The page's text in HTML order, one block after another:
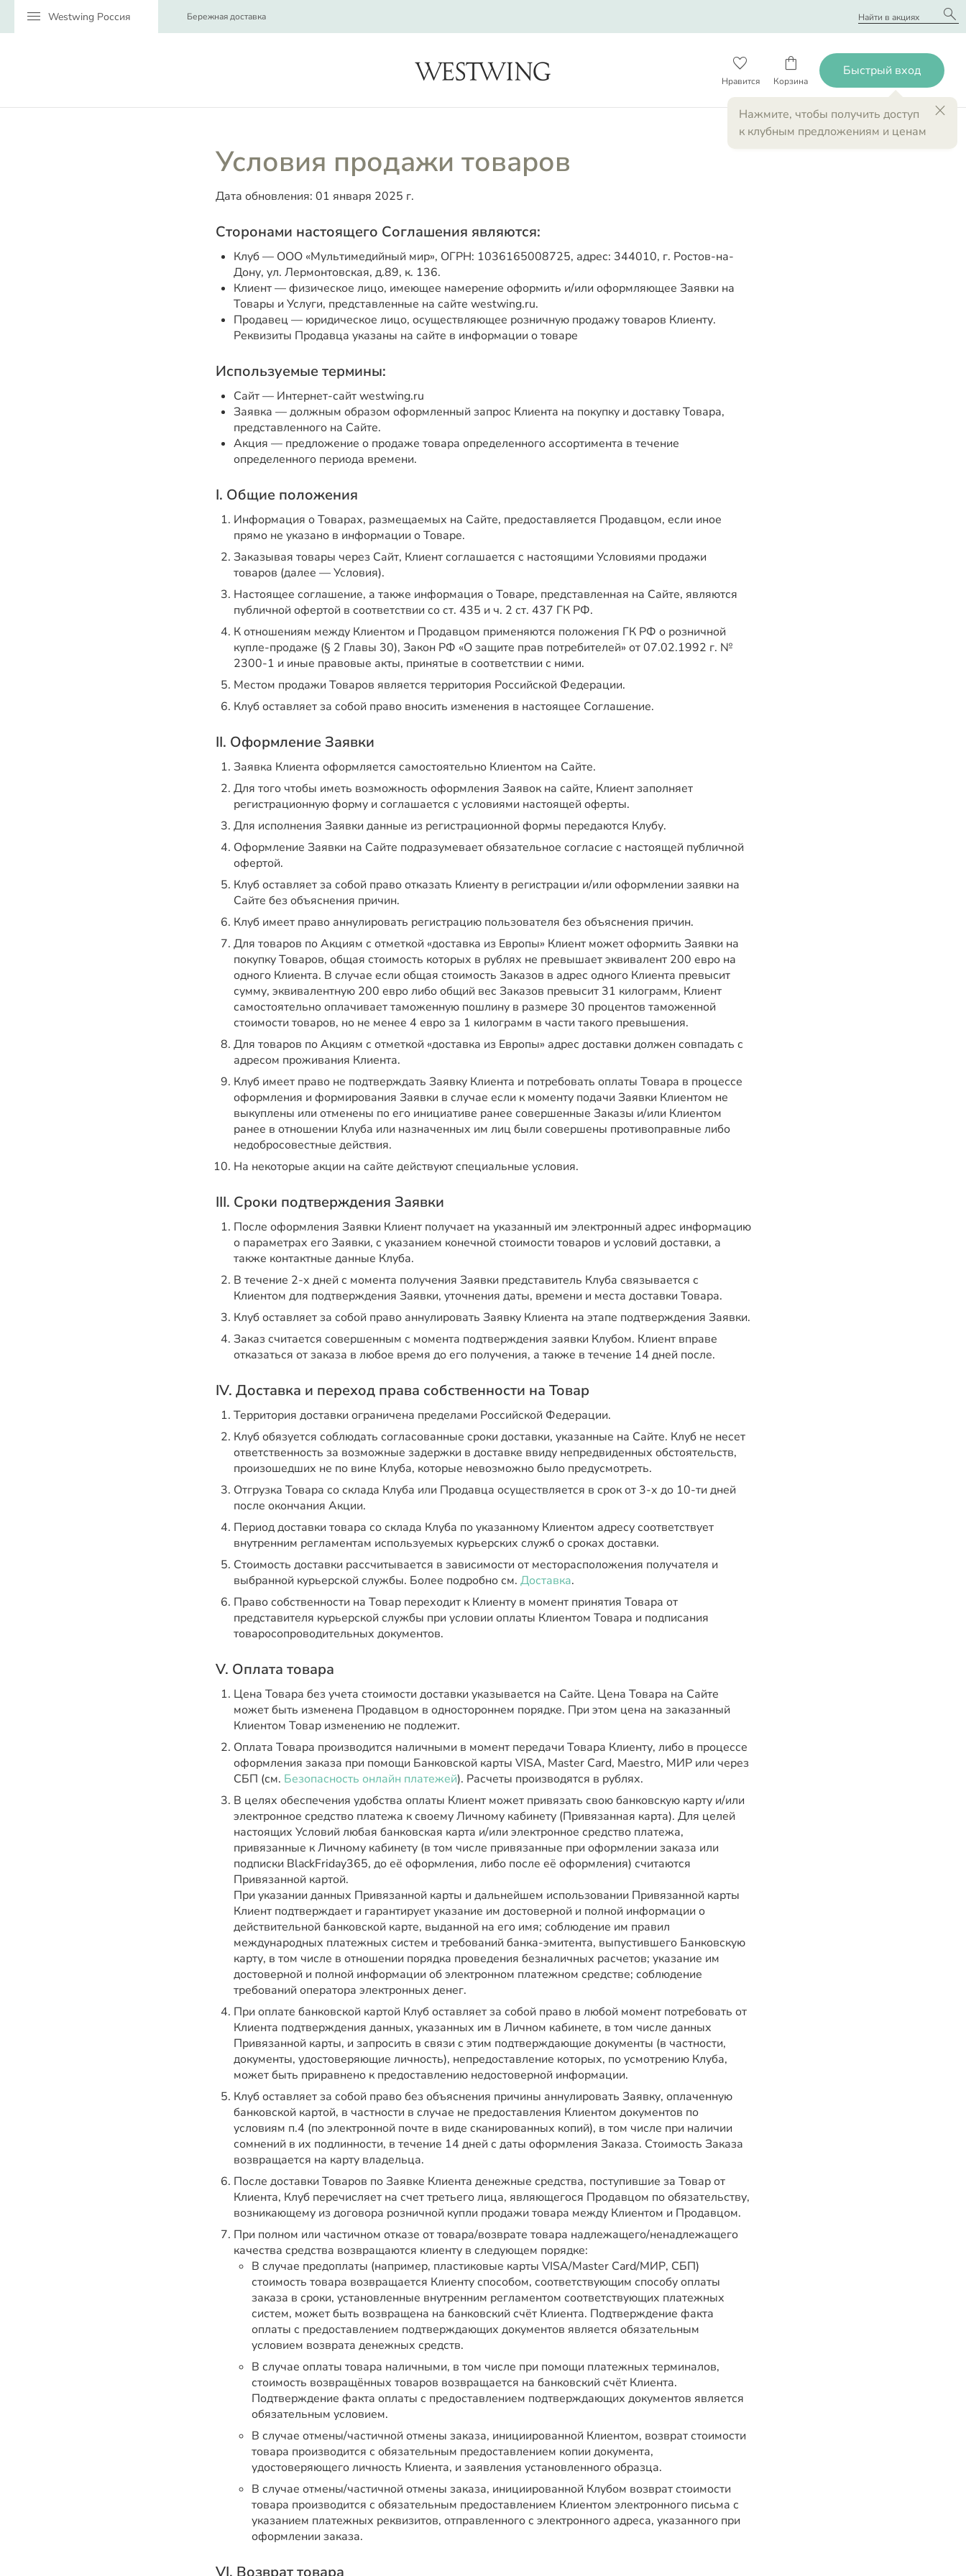
search
menu Бережная доставка search
favorite_border shopping_bag
close
Нажмите, чтобы получить доступ
к клубным предложениям и ценам
Условия продажи товаров
Дата обновления: 01 января 2025 г.
Сторонами настоящего Соглашения являются:
Клуб — ООО «Мультимедийный мир», ОГРН: 1036165008725, адрес: 344010, г. Ростов-на-
Дону, ул. Лермонтовская, д.89, к. 136.
Клиент — физическое лицо, имеющее намерение оформить и/или оформляющее Заявки на
Товары и Услуги, представленные на сайте westwing.ru.
Продавец — юридическое лицо, осуществляющее розничную продажу товаров Клиенту.
Реквизиты Продавца указаны на сайте в информации о товаре
Используемые термины:
Сайт — Интернет-сайт westwing.ru
Заявка — должным образом оформленный запрос Клиента на покупку и доставку Товара,
представленного на Сайте.
Акция — предложение о продаже товара определенного ассортимента в течение
определенного периода времени.
I. Общие положения
Информация о Товарах, размещаемых на Сайте, предоставляется Продавцом, если иное
прямо не указано в информации о Товаре.
Заказывая товары через Сайт, Клиент соглашается с настоящими Условиями продажи
товаров (далее — Условия).
Настоящее соглашение, а также информация о Товаре, представленная на Сайте, являются
публичной офертой в соответствии со ст. 435 и ч. 2 ст. 437 ГК РФ.
К отношениям между Клиентом и Продавцом применяются положения ГК РФ о розничной
купле-продаже (§ 2 Главы 30), Закон РФ «О защите прав потребителей» от 07.02.1992 г. №
2300-1 и иные правовые акты, принятые в соответствии с ними.
Местом продажи Товаров является территория Российской Федерации.
Клуб оставляет за собой право вносить изменения в настоящее Соглашение.
II. Оформление Заявки
Заявка Клиента оформляется самостоятельно Клиентом на Сайте.
Для того чтобы иметь возможность оформления Заявок на сайте, Клиент заполняет
регистрационную форму и соглашается с условиями настоящей оферты.
Для исполнения Заявки данные из регистрационной формы передаются Клубу.
Оформление Заявки на Сайте подразумевает обязательное согласие с настоящей публичной
офертой.
Клуб оставляет за собой право отказать Клиенту в регистрации и/или оформлении заявки на
Сайте без объяснения причин.
Клуб имеет право аннулировать регистрацию пользователя без объяснения причин.
Для товаров по Акциям с отметкой «доставка из Европы» Клиент может оформить Заявки на
покупку Товаров, общая стоимость которых в рублях не превышает эквивалент 200 евро на
одного Клиента. В случае если общая стоимость Заказов в адрес одного Клиента превысит
сумму, эквивалентную 200 евро либо общий вес Заказов превысит 31 килограмм, Клиент
самостоятельно оплачивает таможенную пошлину в размере 30 процентов таможенной
стоимости товаров, но не менее 4 евро за 1 килограмм в части такого превышения.
Для товаров по Акциям с отметкой «доставка из Европы» адрес доставки должен совпадать с
адресом проживания Клиента.
Клуб имеет право не подтверждать Заявку Клиента и потребовать оплаты Товара в процессе
оформления и формирования Заявки в случае если к моменту подачи Заявки Клиентом не
выкуплены или отменены по его инициативе ранее совершенные Заказы и/или Клиентом
ранее в отношении Клуба или назначенных им лиц были совершены противоправные либо
недобросовестные действия.
На некоторые акции на сайте действуют специальные условия.
III. Сроки подтверждения Заявки
После оформления Заявки Клиент получает на указанный им электронный адрес информацию
о параметрах его Заявки, с указанием конечной стоимости товаров и условий доставки, а
также контактные данные Клуба.
В течение 2-х дней с момента получения Заявки представитель Клуба связывается с
Клиентом для подтверждения Заявки, уточнения даты, времени и места доставки Товара.
Клуб оставляет за собой право аннулировать Заявку Клиента на этапе подтверждения Заявки.
Заказ считается совершенным с момента подтверждения заявки Клубом. Клиент вправе
отказаться от заказа в любое время до его получения, а также в течение 14 дней после.
IV. Доставка и переход права собственности на Товар
Территория доставки ограничена пределами Российской Федерации.
Клуб обязуется соблюдать согласованные сроки доставки, указанные на Сайте. Клуб не несет
ответственность за возможные задержки в доставке ввиду непредвиденных обстоятельств,
произошедших не по вине Клуба, которые невозможно было предусмотреть.
Отгрузка Товара со склада Клуба или Продавца осуществляется в срок от 3-х до 10-ти дней
после окончания Акции.
Период доставки товара со склада Клуба по указанному Клиентом адресу соответствует
внутренним регламентам используемых курьерских служб о сроках доставки.
Стоимость доставки рассчитывается в зависимости от месторасположения получателя и
выбранной курьерской службы. Более подробно см. Доставка.
Право собственности на Товар переходит к Клиенту в момент принятия Товара от
представителя курьерской службы при условии оплаты Клиентом Товара и подписания
товаросопроводительных документов.
V. Оплата товара
Цена Товара без учета стоимости доставки указывается на Сайте. Цена Товара на Сайте
может быть изменена Продавцом в одностороннем порядке. При этом цена на заказанный
Клиентом Товар изменению не подлежит.
Оплата Товара производится наличными в момент передачи Товара Клиенту, либо в процессе
оформления заказа при помощи Банковской карты VISA, Master Card, Maestro, МИР или через
СБП (см. Безопасность онлайн платежей). Расчеты производятся в рублях.
В целях обеспечения удобства оплаты Клиент может привязать свою банковскую карту и/или
электронное средство платежа к своему Личному кабинету (Привязанная карта). Для целей
настоящих Условий любая банковская карта и/или электронное средство платежа,
привязанные к Личному кабинету (в том числе привязанные при оформлении заказа или
подписки BlackFriday365, до её оформления, либо после её оформления) считаются
Привязанной картой.
При указании данных Привязанной карты и дальнейшем использовании Привязанной карты
Клиент подтверждает и гарантирует указание им достоверной и полной информации о
действительной банковской карте, выданной на его имя; соблюдение им правил
международных платежных систем и требований банка-эмитента, выпустившего Банковскую
карту, в том числе в отношении порядка проведения безналичных расчетов; указание им
достоверной и полной информации об электронном платежном средстве; соблюдение
требований оператора электронных денег.
При оплате банковской картой Клуб оставляет за собой право в любой момент потребовать от
Клиента подтверждения данных, указанных им в Личном кабинете, в том числе данных
Привязанной карты, и запросить в связи с этим подтверждающие документы (в частности,
документы, удостоверяющие личность), непредоставление которых, по усмотрению Клуба,
может быть приравнено к предоставлению недостоверной информации.
Клуб оставляет за собой право без объяснения причины аннулировать Заявку, оплаченную
банковской картой, в частности в случае не предоставления Клиентом документов по
условиям п.4 (по электронной почте в виде сканированных копий), в том числе при наличии
сомнений в их подлинности, в течение 14 дней с даты оформления Заказа. Стоимость Заказа
возвращается на карту владельца.
После доставки Товаров по Заявке Клиента денежные средства, поступившие за Товар от
Клиента, Клуб перечисляет на счет третьего лица, являющегося Продавцом по обязательству,
возникающему из договора розничной купли продажи товара между Клиентом и Продавцом.
При полном или частичном отказе от товара/возврате товара надлежащего/ненадлежащего
качества средства возвращаются клиенту в следующем порядке:
В случае предоплаты (например, пластиковые карты VISA/Master Card/МИР, СБП)
стоимость товара возвращается Клиенту способом, соответствующим способу оплаты
заказа в сроки, установленные внутренним регламентом соответствующих платежных
систем, может быть возвращена на банковский счёт Клиента. Подтверждение факта
оплаты с предоставлением подтверждающих документов является обязательным
условием возврата денежных средств.
В случае оплаты товара наличными, в том числе при помощи платежных терминалов,
стоимость возвращённых товаров возвращается на банковский счёт Клиента.
Подтверждение факта оплаты с предоставлением подтверждающих документов является
обязательным условием.
В случае отмены/частичной отмены заказа, инициированной Клиентом, возврат стоимости
товара производится с обязательным предоставлением копии документа,
удостоверяющего личность Клиента, и заявления установленного образца.
В случае отмены/частичной отмены заказа, инициированной Клубом возврат стоимости
товара производится с обязательным предоставлением Клиентом электронного письма с
указанием платежных реквизитов, отправленного с электронного адреса, указанного при
оформлении заказа.
VI. Возврат товара